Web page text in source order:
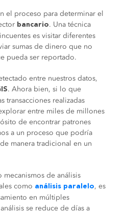
el proceso para determinar el
bancario. Una técnica
es visitar diferentes
sumas de dinero que no
pueda ser reportado.
entre nuestros datos,
. Ahora bien, si lo que
transacciones realizadas
entre miles de millones
de encontrar patrones
a un proceso que podría
manera tradicional en un
de análisis
como análisis paralelo, es
en múltiples
se reduce de días a